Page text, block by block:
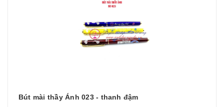
Bút mài thầy Ánh 023 - thanh đậm